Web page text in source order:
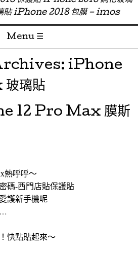
貼 iPhone 2018 包膜 – imos
Menu ☰
iPhone
璃貼
12 Pro Max 膜斯
熱呼呼～
碼-西門店貼保護貼
護新手機呢
快點貼起來～